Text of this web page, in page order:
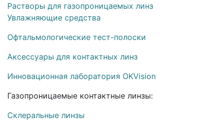
Растворы для газопроницаемых линз
Увлажняющие средства
Офтальмологические тест-полоски
Аксессуары для контактных линз
Инновационная лаборатория OKVision
Газопроницаемые контактные линзы:
Склеральные линзы